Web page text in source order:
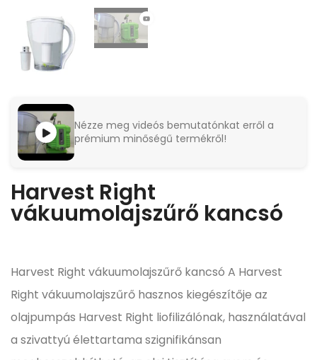
Nézze meg videós bemutatónkat erről a
prémium minőségű termékről!
Harvest Right
vákuumolajszűrő kancsó
Harvest Right vákuumolajszűrő kancsó A Harvest
Right vákuumolajszűrő hasznos kiegészítője az
olajpumpás Harvest Right liofilizálónak, használatával
a szivattyú élettartama szignifikánsan